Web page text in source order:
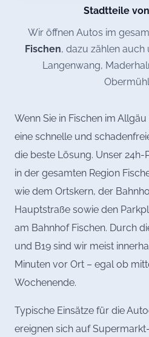
Stadtteile
Wir öffnen Autos im
Fischen, dazu zählen auch
Langenwang,
Wenn Sie in Fischen im
eine schnelle und
die beste Lösung. Unser 24h-
in der gesamten Region
wie dem Ortskern, der
Hauptstraße sowie den
am Bahnhof Fischen. Durch
und B19 sind wir meist
Minuten vor Ort – egal ob
Wochenende.
Typische Einsätze für die
ereignen sich auf